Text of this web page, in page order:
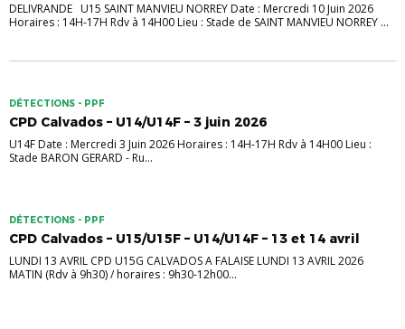
DELIVRANDE U15 SAINT MANVIEU NORREY Date : Mercredi 10 Juin 2026
Horaires : 14H-17H Rdv à 14H00 Lieu : Stade de SAINT MANVIEU NORREY ...
DÉTECTIONS - PPF
CPD Calvados – U14/U14F – 3 juin 2026
U14F Date : Mercredi 3 Juin 2026 Horaires : 14H-17H Rdv à 14H00 Lieu :
Stade BARON GERARD - Ru...
DÉTECTIONS - PPF
CPD Calvados – U15/U15F – U14/U14F – 13 et 14 avril
LUNDI 13 AVRIL CPD U15G CALVADOS A FALAISE LUNDI 13 AVRIL 2026
MATIN (Rdv à 9h30) / horaires : 9h30-12h00...